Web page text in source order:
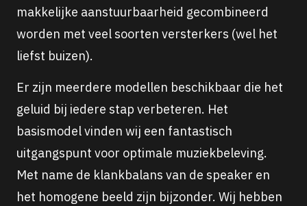
makkelijke aanstuurbaarheid gecombineerd
worden met veel soorten versterkers (wel het
liefst buizen).
Er zijn meerdere modellen beschikbaar die het
geluid bij iedere stap verbeteren. Het
basismodel vinden wij een fantastisch
uitgangspunt voor optimale muziekbeleving.
Met name de klankbalans van de speaker en
het homogene beeld zijn bijzonder. Wij hebben